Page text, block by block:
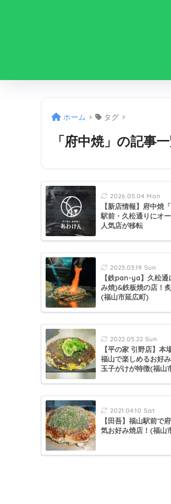
ホーム タグ
「府中焼」の記事
2026.05.04 Mon
【新店情報】府中焼
駅前・久松通りにオ
人気店が移転
2023.03.19 Sun
【鉄pan-ya】久松
み焼)&鉄板焼の店！
(福山市延広町)
2022.05.22 Sun
【平の家 引野店】本
福山で楽しめるお好
玉子がけが特徴(福山
2021.04.10 Sat
【田吾】福山駅前で
気お好み焼店！(福山